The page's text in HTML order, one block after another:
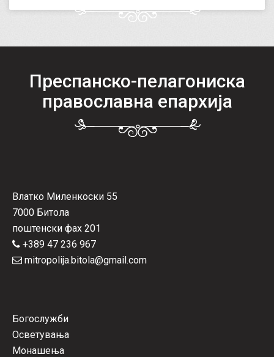
Преспанско-пелагониска
православна епархија
Влатко Миленкоски 55
7000 Битола
поштенски фах 201
+389 47 236 967
mitropolija.bitola@gmail.com
Богослужби
Осветувања
Монашења